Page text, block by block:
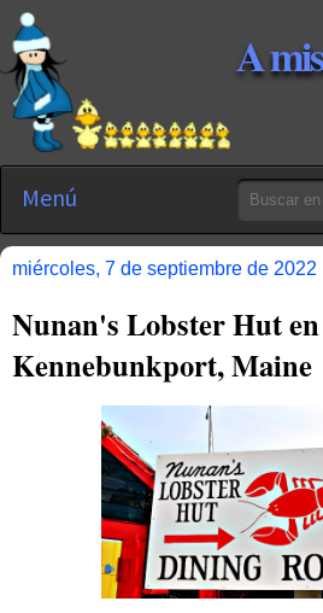
A
Menú
miércoles, 7 de septiembre de 2022
Nunan's Lobster Hut en
Kennebunkport, Maine